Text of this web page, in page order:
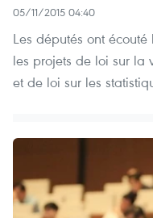
05/11/2015 04:40
Les députés ont
les projets de loi sur la
et de loi sur les